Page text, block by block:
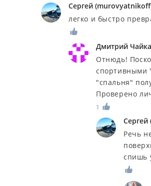
Сергей (murovyatnikoff
легко и быстро
Дмитрий Чайка
Отнюдь!
спортивными
"спальня"
Проверено
1
Сергей
Речь
спишь